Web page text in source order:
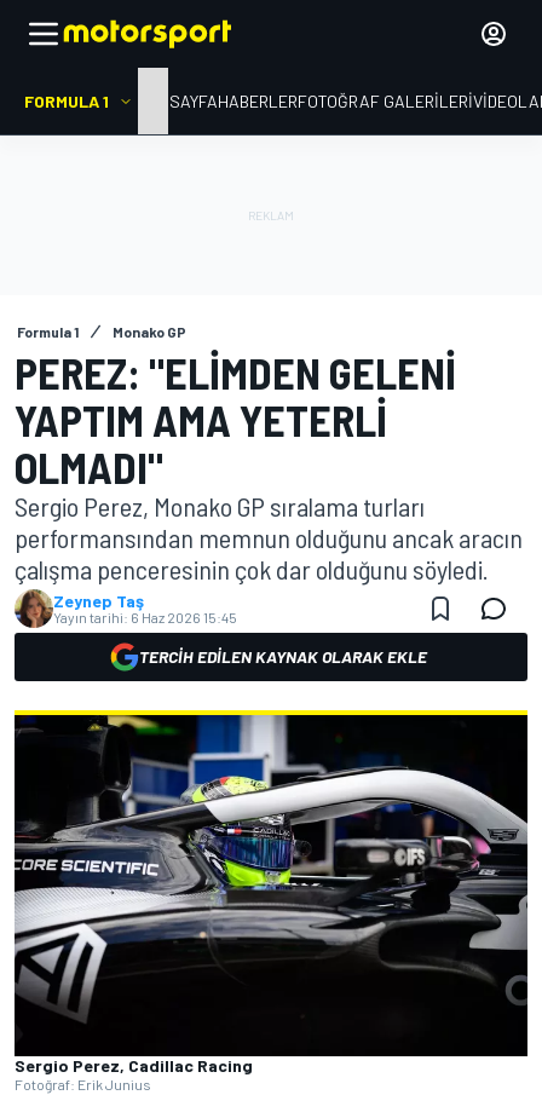
FORMULA 1 ANA SAYFAHABERLERFOTOĞRAF GALERILERI
Formula 1 Monako GP
PEREZ: "ELIMDEN GELENI
YAPTIM AMA YETERLI
OLMADI"
Sergio Perez, Monako GP sıralama turları
performansından memnun olduğunu ancak aracın
çalışma penceresinin çok dar olduğunu söyledi.
Zeynep Taş
Yayın tarihi: 6 Haz 2026 15:45
TERCIH EDILEN KAYNAK OLARAK EKLE
Sergio Perez, Cadillac Racing
Fotoğraf: Erik Junius